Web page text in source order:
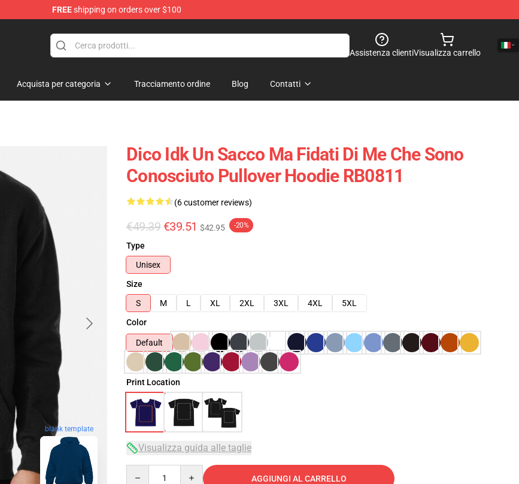
FREEshipping on orders over $100
Assistenza clientiVisualizza carrello
Acquista per categoria Tracciamento ordine Blog Contatti
blank template
Dico Idk Un Sacco Ma Fidati Di Me Che Sono
Conosciuto Pullover Hoodie RB0811
(6 customer reviews)
€49.39 €39.51 $42.95 -20%
Type
Unisex
Size
S
M L XL 2XL 3XL 4XL
5XL
Color
Default
Print Location
Visualizza guida alle taglie
AGGIUNGI AL CARRELLO